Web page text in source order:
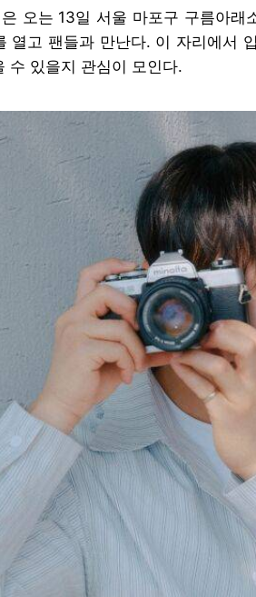
오는 13일 서울 마포구 구름아
열고 팬들과 만난다. 이 자리에서
수 있을지 관심이 모인다.